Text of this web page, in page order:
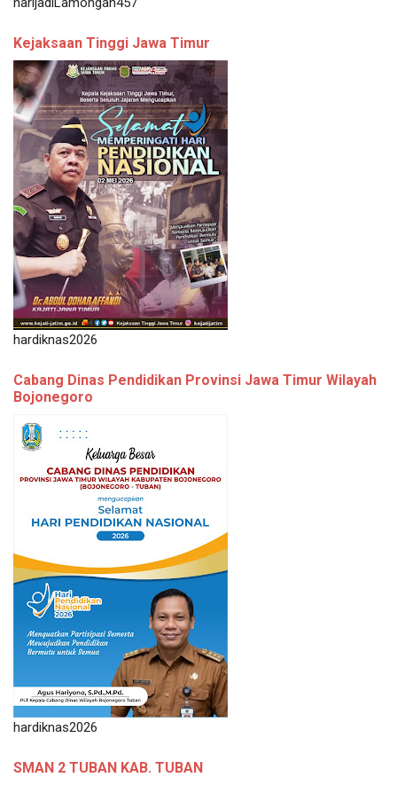
Kejaksaan Tinggi Jawa Timur
hardiknas2026
Cabang Dinas Pendidikan Provinsi Jawa Timur Wilayah
Bojonegoro
hardiknas2026
SMAN 2 TUBAN KAB. TUBAN